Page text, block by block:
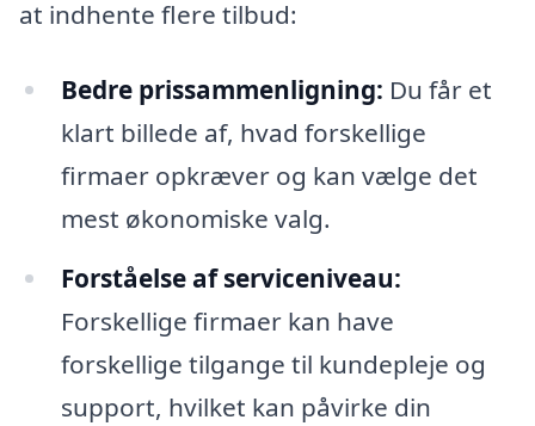
at indhente flere tilbud:
Bedre prissammenligning: Du får et
klart billede af, hvad forskellige
firmaer opkræver og kan vælge det
mest økonomiske valg.
Forståelse af serviceniveau:
Forskellige firmaer kan have
forskellige tilgange til kundepleje og
support, hvilket kan påvirke din